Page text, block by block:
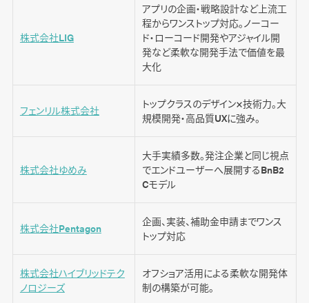
株式会社LIG
アプリの企画・戦略設計など上流工
程からワンストップ対応。ノーコー
ド・ローコード開発やアジャイル開
発など柔軟な開発手法で価値を最
大化
フェンリル株式会社
トップクラスのデザイン×技術力。大
規模開発・高品質UXに強み。
株式会社ゆめみ
大手実績多数。発注企業と同じ視点
でエンドユーザーへ展開するBnB2
Cモデル
株式会社Pentagon
企画、実装、補助金申請までワンス
トップ対応
株式会社ハイブリッドテク
ノロジーズ
オフショア活用による柔軟な開発体
制の構築が可能。